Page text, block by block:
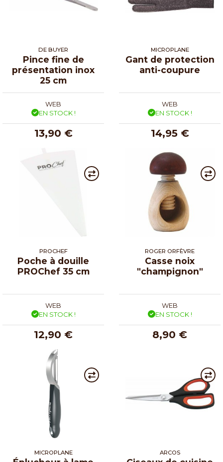
DE BUYER
Pince fine de
présentation inox
25 cm
WEB
EN STOCK !
13,90 €
MICROPLANE
Gant de protection
anti-coupure
WEB
EN STOCK !
14,95 €
PROCHEF
Poche à douille
PROChef 35 cm
WEB
EN STOCK !
12,90 €
ROGER ORFÈVRE
Casse noix
"champignon"
WEB
EN STOCK !
8,90 €
MICROPLANE ARCOS